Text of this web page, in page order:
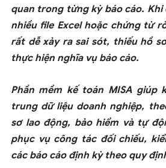
quan trong từng kỳ báo cáo. Khi
nhiều file Excel hoặc chứng từ
rất dễ xảy ra sai sót, thiếu hồ
thực hiện nghĩa vụ báo cáo.
Phần mềm kế toán MISA giúp
trung dữ liệu doanh nghiệp,
sơ lao động, bảo hiểm và tự
phục vụ công tác đối chiếu,
các báo cáo định kỳ theo quy